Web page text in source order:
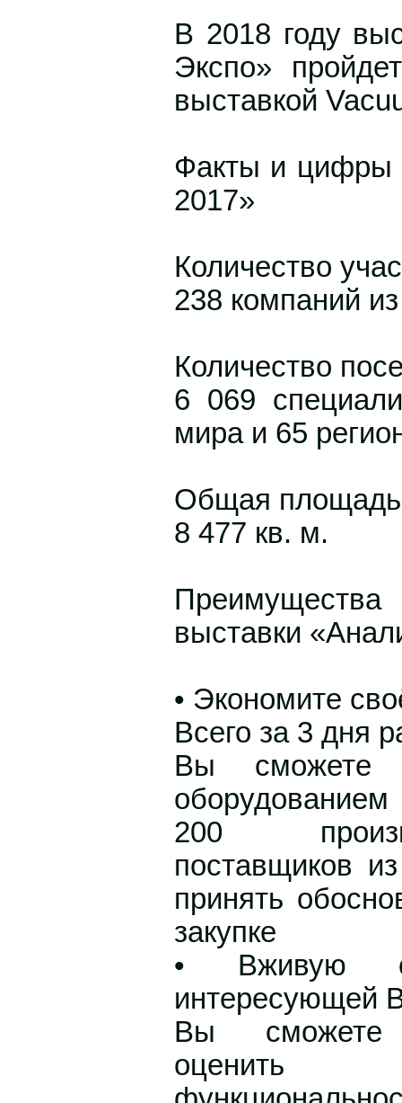
В 2018 году
Экспо»
выставкой
Факты и цифры
2017»
Количество
238 компаний
Количество
6 069
мира и 65
Общая площадь
8 477 кв. м.
выставки
• Экономите
Всего за 3 дня
Вы сможете
200
поставщиков
принять
закупке
• Вживую
интересующей
Вы сможете
оценить